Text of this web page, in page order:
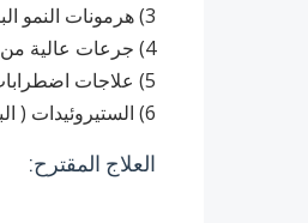
3) هرمونات النمو البشري.
4) جرعات عالية من النياسين .
5) علاجات اضطرابات الغدة الدرقية .
6) الستيروئيدات ( البيدنزلون ).
العلاج المقترح: